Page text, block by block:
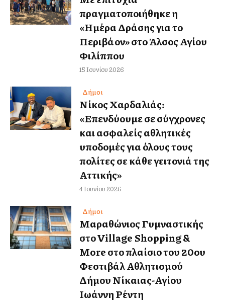
πραγματοποιήθηκε η
«Ημέρα Δράσης για το
Περιβάλλον» στο Άλσος Αγίου
Φιλίππου
15 Ιουνίου 2026
Δήμοι
Νίκος Χαρδαλιάς:
«Επενδύουμε σε σύγχρονες
και ασφαλείς αθλητικές
υποδομές για όλους τους
πολίτες σε κάθε γειτονιά της
Αττικής»
4 Ιουνίου 2026
Δήμοι
Μαραθώνιος Γυμναστικής
στο Village Shopping &
More στο πλαίσιο του 20ου
Φεστιβάλ Αθλητισμού
Δήμου Νίκαιας-Αγίου
Ιωάννη Ρέντη